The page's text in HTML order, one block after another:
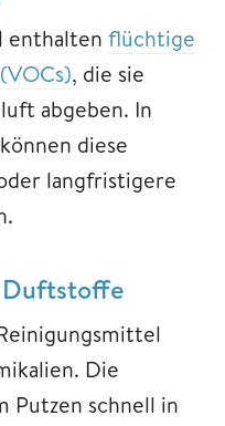
enthalten flüchtige
, die sie
abgeben. In
diese
langfristigere
Duftstoffe
Die
Putzen schnell in